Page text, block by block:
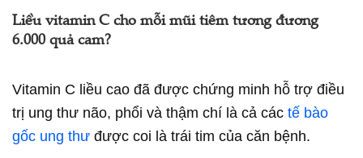
Liều vitamin C cho mỗi mũi tiêm tương đương
6.000 quả cam?
Vitamin C liều cao đã được chứng minh hỗ trợ điều
trị ung thư não, phổi và thậm chí là cả các tế bào
gốc ung thư được coi là trái tim của căn bệnh.